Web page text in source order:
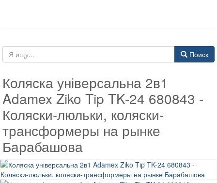
Поиск
Коляска універсальна 2в1
Adamex Ziko Tip TK-24 680843 -
Коляски-люльки, коляски-
трансформеры на рынке
Барабашова